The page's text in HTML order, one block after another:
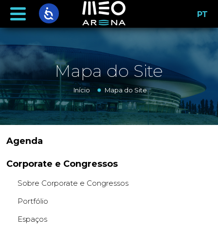
PT
Mapa do Site
Início Mapa do Site
Agenda
Corporate e Congressos
Sobre Corporate e Congressos
Portfólio
Espaços